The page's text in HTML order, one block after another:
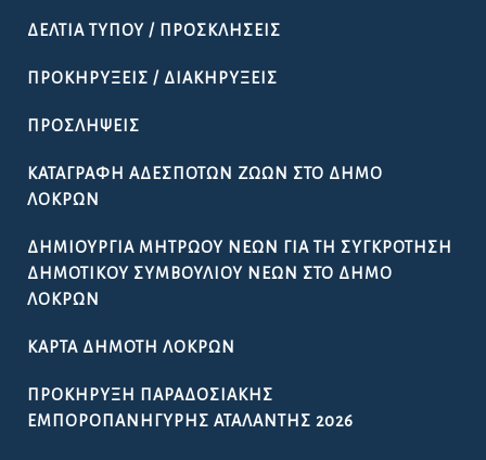
ΔΕΛΤΊΑ ΤΎΠΟΥ / ΠΡΟΣΚΛΉΣΕΙΣ
ΠΡΟΚΗΡΎΞΕΙΣ / ΔΙΑΚΗΡΎΞΕΙΣ
ΠΡΟΣΛΉΨΕΙΣ
ΚΑΤΑΓΡΑΦΉ ΑΔΈΣΠΟΤΩΝ ΖΏΩΝ ΣΤΟ ΔΉΜΟ
ΛΟΚΡΏΝ
ΔΗΜΙΟΥΡΓΊΑ ΜΗΤΡΏΟΥ ΝΈΩΝ ΓΙΑ ΤΗ ΣΥΓΚΡΌΤΗΣΗ
ΔΗΜΟΤΙΚΟΎ ΣΥΜΒΟΥΛΊΟΥ ΝΈΩΝ ΣΤΟ ΔΉΜΟ
ΛΟΚΡΏΝ
ΚΆΡΤΑ ΔΗΜΌΤΗ ΛΟΚΡΏΝ
ΠΡΟΚΉΡΥΞΗ ΠΑΡΑΔΟΣΙΑΚΉΣ
ΕΜΠΟΡΟΠΑΝΉΓΥΡΗΣ ΑΤΑΛΆΝΤΗΣ 2026